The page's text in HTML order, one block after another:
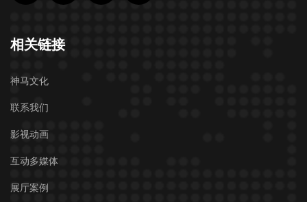
相关链接
神马文化
联系我们
影视动画
互动多媒体
展厅案例